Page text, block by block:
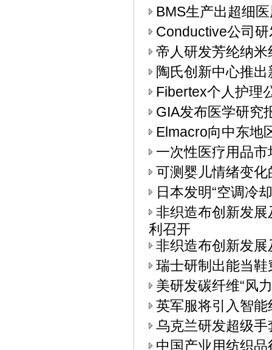
BMS生产出超细
Conductive公司
帝人研发芳纶纳
陶氏创新中心推出
Fibertex个人护理
GIA发布医学研究
Elmacro向中东地
一次性医疗用品
可测婴儿情绪变
日本发明“空调冷
非织造布创新发
利召开
非织造布创新发
瑞士研制出能当鞋
美研发碳纤维“风
英军服将引入智
乌克兰研发超级
中国产业用纺织